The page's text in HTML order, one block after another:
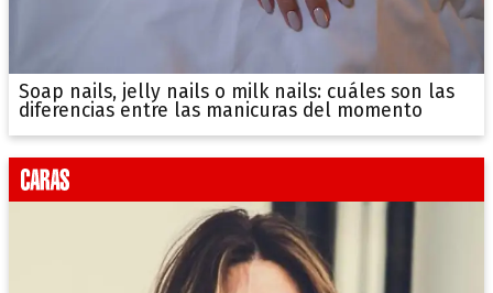
Soap nails, jelly nails o milk nails: cuáles son las
diferencias entre las manicuras del momento